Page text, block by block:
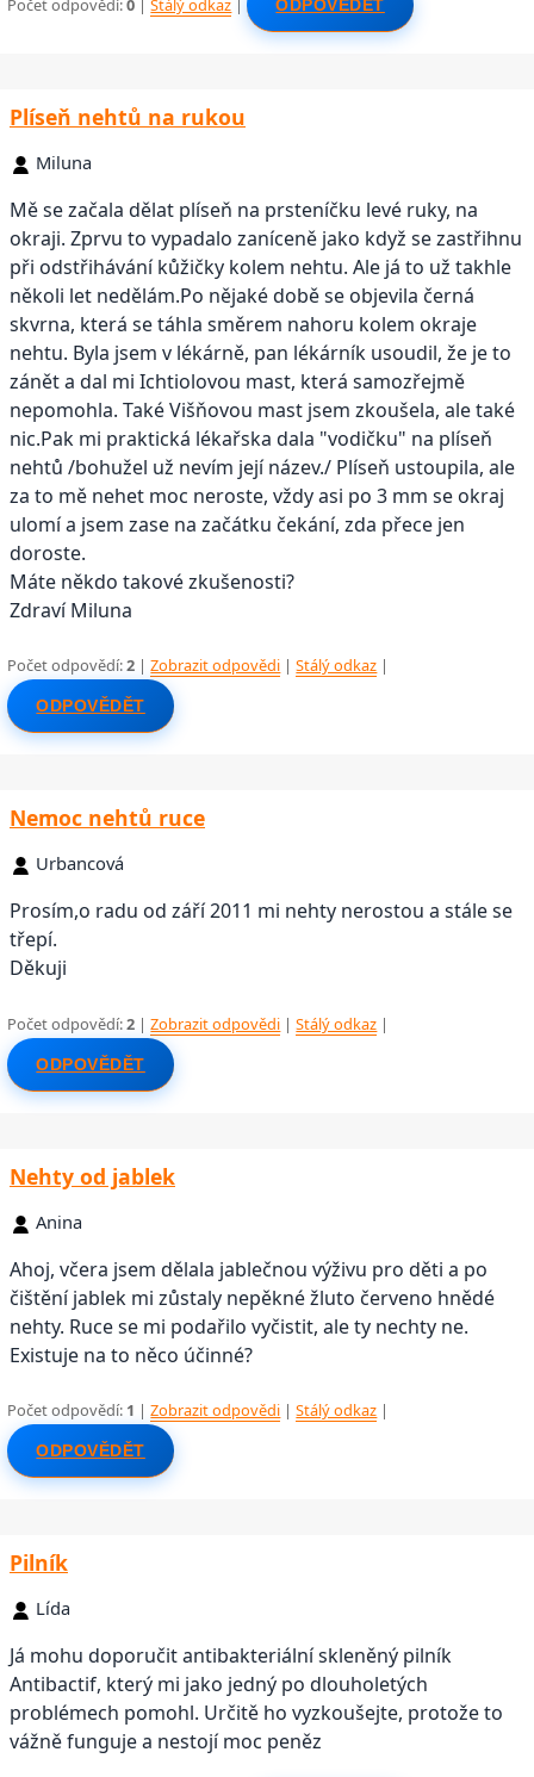
ODPOVĚDĚT
Plíseň nehtů na rukou
Miluna
Mě se začala dělat plíseň na prsteníčku levé ruky, na
okraji. Zprvu to vypadalo zaníceně jako když se zastřihnu
při odstřihávání kůžičky kolem nehtu. Ale já to už takhle
několi let nedělám.Po nějaké době se objevila černá
skvrna, která se táhla směrem nahoru kolem okraje
nehtu. Byla jsem v lékárně, pan lékárník usoudil, že je to
zánět a dal mi Ichtiolovou mast, která samozřejmě
nepomohla. Také Višňovou mast jsem zkoušela, ale také
nic.Pak mi praktická lékařska dala "vodičku" na plíseň
nehtů /bohužel už nevím její název./ Plíseň ustoupila, ale
za to mě nehet moc neroste, vždy asi po 3 mm se okraj
ulomí a jsem zase na začátku čekání, zda přece jen
doroste.
Máte někdo takové zkušenosti?
Zdraví Miluna
Počet odpovědí:2 |Zobrazit odpovědi |Stálý odkaz |
ODPOVĚDĚT
Nemoc nehtů ruce
Urbancová
Prosím,o radu od září 2011 mi nehty nerostou a stále se
třepí.
Děkuji
Počet odpovědí:2 |Zobrazit odpovědi |Stálý odkaz |
ODPOVĚDĚT
Nehty od jablek
Anina
Ahoj, včera jsem dělala jablečnou výživu pro děti a po
čištění jablek mi zůstaly nepěkné žluto červeno hnědé
nehty. Ruce se mi podařilo vyčistit, ale ty nechty ne.
Existuje na to něco účinné?
Počet odpovědí: 1 |Zobrazit odpovědi |Stálý odkaz |
ODPOVĚDĚT
Pilník
Lída
Já mohu doporučit antibakteriální skleněný pilník
Antibactif, který mi jako jedný po dlouholetých
problémech pomohl. Určitě ho vyzkoušejte, protože to
vážně funguje a nestojí moc peněz